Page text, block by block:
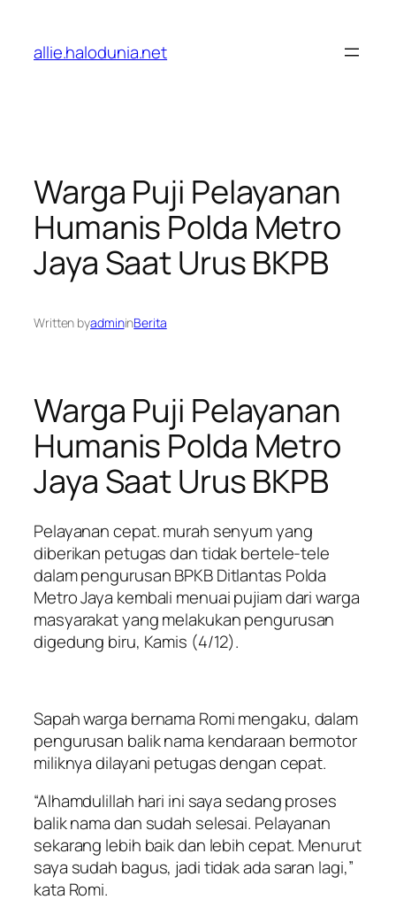
konten
allie.halodunia.net
Warga Puji Pelayanan
Humanis Polda Metro
Jaya Saat Urus BKPB
Written byadmininBerita
Warga Puji Pelayanan
Humanis Polda Metro
Jaya Saat Urus BKPB
Pelayanan cepat. murah senyum yang
diberikan petugas dan tidak bertele-tele
dalam pengurusan BPKB Ditlantas Polda
Metro Jaya kembali menuai pujiam dari warga
masyarakat yang melakukan pengurusan
digedung biru, Kamis (4/12).
Sapah warga bernama Romi mengaku, dalam
pengurusan balik nama kendaraan bermotor
miliknya dilayani petugas dengan cepat.
“Alhamdulillah hari ini saya sedang proses
balik nama dan sudah selesai. Pelayanan
sekarang lebih baik dan lebih cepat. Menurut
saya sudah bagus, jadi tidak ada saran lagi,”
kata Romi.